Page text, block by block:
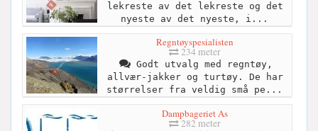
lekreste av det lekreste og det
nyeste av det nyeste, i...
Regntøyspesialisten
234 meter
Godt utvalg med regntøy,
allvær-jakker og turtøy. De har
størrelser fra veldig små pe...
Dampbageriet As
282 meter